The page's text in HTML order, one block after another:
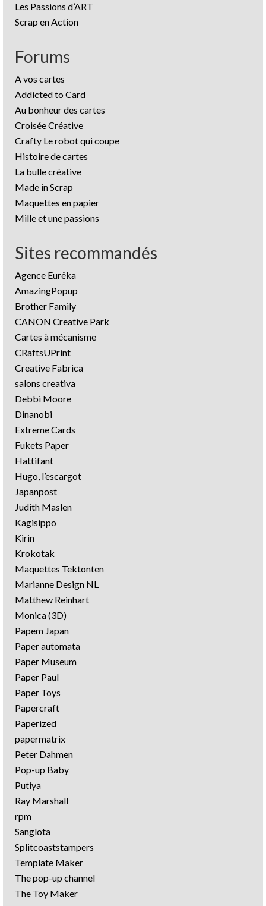
Les Passions d’ART
Scrap en Action
Forums
A vos cartes
Addicted to Card
Au bonheur des cartes
Croisée Créative
Crafty Le robot qui coupe
Histoire de cartes
La bulle créative
Made in Scrap
Maquettes en papier
Mille et une passions
Sites recommandés
Agence Eurêka
AmazingPopup
Brother Family
CANON Creative Park
Cartes à mécanisme
CRaftsUPrint
Creative Fabrica
salons creativa
Debbi Moore
Dinanobi
Extreme Cards
Fukets Paper
Hattifant
Hugo, l’escargot
Japanpost
Judith Maslen
Kagisippo
Kirin
Krokotak
Maquettes Tektonten
Marianne Design NL
Matthew Reinhart
Monica (3D)
Papem Japan
Paper automata
Paper Museum
Paper Paul
Paper Toys
Papercraft
Paperized
papermatrix
Peter Dahmen
Pop-up Baby
Putiya
Ray Marshall
rpm
Sanglota
Splitcoaststampers
Template Maker
The pop-up channel
The Toy Maker